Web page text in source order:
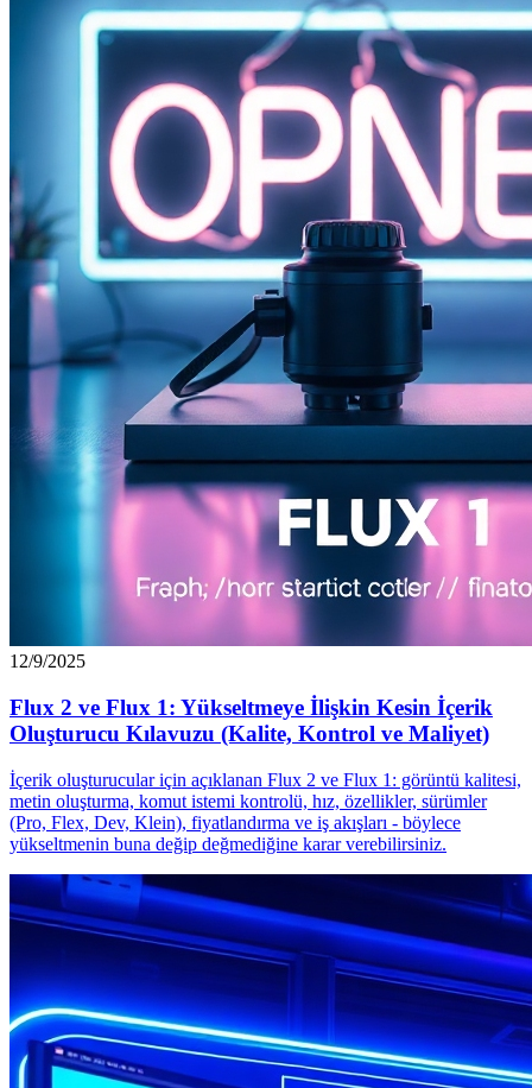
12/9/2025
Flux 2 ve Flux 1: Yükseltmeye İlişkin Kesin İçerik
Oluşturucu Kılavuzu (Kalite, Kontrol ve Maliyet)
İçerik oluşturucular için açıklanan Flux 2 ve Flux 1: görüntü kalitesi,
metin oluşturma, komut istemi kontrolü, hız, özellikler, sürümler
(Pro, Flex, Dev, Klein), fiyatlandırma ve iş akışları - böylece
yükseltmenin buna değip değmediğine karar verebilirsiniz.